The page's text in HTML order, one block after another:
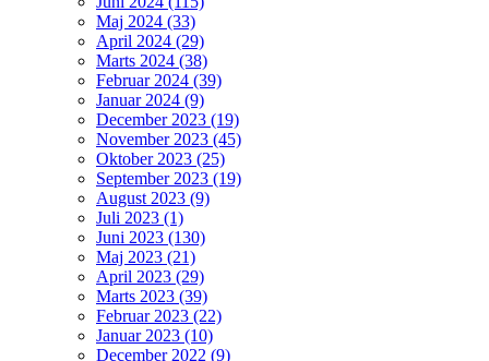
Maj 2024 (33)
April 2024 (29)
Marts 2024 (38)
Februar 2024 (39)
Januar 2024 (9)
December 2023 (19)
November 2023 (45)
Oktober 2023 (25)
September 2023 (19)
August 2023 (9)
Juli 2023 (1)
Juni 2023 (130)
Maj 2023 (21)
April 2023 (29)
Marts 2023 (39)
Februar 2023 (22)
Januar 2023 (10)
December 2022 (9)